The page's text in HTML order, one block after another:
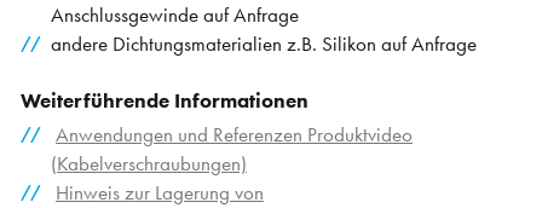
Anschlussgewinde auf Anfrage
andere Dichtungsmaterialien z.B. Silikon auf Anfrage
Weiterführende Informationen
Anwendungen und Referenzen Produktvideo
(Kabelverschraubungen)
Hinweis zur Lagerung von